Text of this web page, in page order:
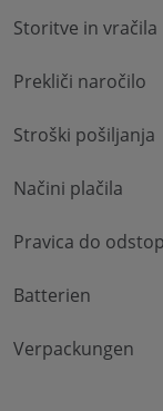
Storitve in vračila
Prekliči naročilo
Stroški pošiljanja
Načini plačila
Pravica do
Batterien
Verpackungen